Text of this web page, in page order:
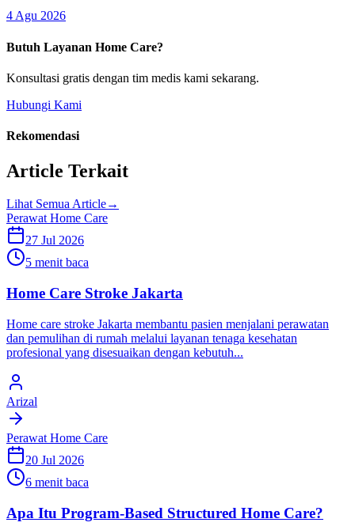
4 Agu 2026
Butuh Layanan Home Care?
Konsultasi gratis dengan tim medis kami sekarang.
Hubungi Kami
Rekomendasi
Article Terkait
Lihat Semua Article→
Perawat Home Care
27 Jul 2026
5 menit baca
Home Care Stroke Jakarta
Home care stroke Jakarta membantu pasien menjalani perawatan
dan pemulihan di rumah melalui layanan tenaga kesehatan
profesional yang disesuaikan dengan kebutuh...
Arizal
Perawat Home Care
20 Jul 2026
6 menit baca
Apa Itu Program-Based Structured Home Care?